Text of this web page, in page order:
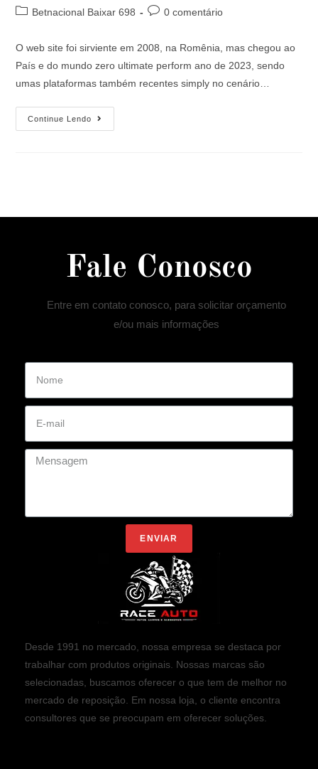
Betnacional Baixar 698
0 comentário
O web site foi sirviente em 2008, na Romênia, mas chegou ao
País e do mundo zero ultimate perform ano de 2023, sendo
umas plataformas também recentes simply no cenário…
Continue Lendo
Fale Conosco
Entre em contato conosco, para solicitar orçamento
e/ou mais informações
ENVIAR
Desde 1991 no mercado, nossa empresa se destaca por
trabalhar com produtos originais. Nossas marcas são
selecionadas, buscamos oferecer o que tem de melhor no
mercado de reposição. Em nossa loja, o cliente encontra
consultores que se preocupam em oferecer soluções.